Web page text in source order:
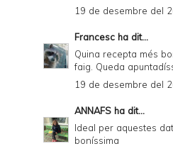
19 de desembre del
Francesc ha dit...
Quina recepta més
faig. Queda
19 de desembre del
ANNAFS ha dit...
Ideal per aquestes
boníssima